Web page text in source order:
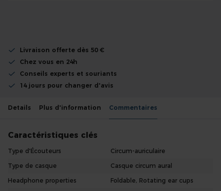
Livraison offerte dès 50 €
Chez vous en 24h
Conseils experts et souriants
14 jours pour changer d'avis
Details Plus d'information Commentaires
Caractéristiques clés
Type d'Écouteurs
Circum-auriculaire
Type de casque
Casque circum aural
Headphone properties
Foldable, Rotating ear cups